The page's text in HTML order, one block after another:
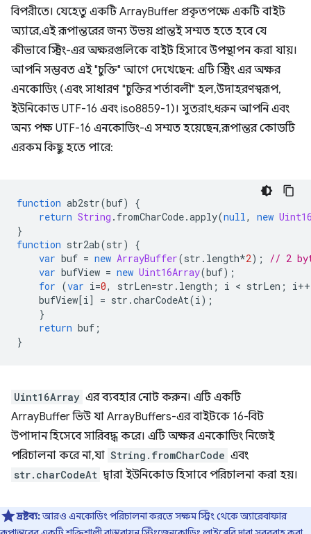
বিপরীতে। যেহেতু একটি ArrayBuffer প্রকৃতপক্ষে একটি বাইট
অ্যারে, এই রূপান্তরের জন্য উভয় প্রান্তই সম্মত হতে হবে যে
কীভাবে স্ট্রিং-এর অক্ষরগুলিকে বাইট হিসাবে উপস্থাপন করা যায়।
আপনি সম্ভবত এই "চুক্তি" আগে দেখেছেন: এটি স্ট্রিং এর অক্ষর
এনকোডিং (এবং সাধারণ "চুক্তির শর্তাবলী" হল, উদাহরণস্বরূপ,
ইউনিকোড UTF-16 এবং iso8859-1)। সুতরাং, ধরুন আপনি এবং
অন্য পক্ষ UTF-16 এনকোডিং-এ সম্মত হয়েছেন, রূপান্তর কোডটি
এরকম কিছু হতে পারে:
function ab2str(buf)
{
return String . fromCharCode.apply(null, new
}
function str2ab(str)
{
var buf = new ArrayBuffer(str . length*2);
// 2
var bufView = new Uint16Array(buf);
for (var i=0, strLen=str . length ; i < strLen ; i++
bufView[i] = str .charCodeAt(i);
}
return buf ;
}
Uint16Array এর ব্যবহার নোট করুন। এটি একটি
ArrayBuffer ভিউ যা ArrayBuffers-এর বাইটকে 16-বিট
উপাদান হিসেবে সারিবদ্ধ করে। এটি অক্ষর এনকোডিং নিজেই
পরিচালনা করে না, যা String.fromCharCode এবং
str.charCodeAt দ্বারা ইউনিকোড হিসাবে পরিচালনা করা হয়।
দ্রষ্টব্য:আরও এনকোডিং পরিচালনা করতে সক্ষম স্ট্রিং থেকে অ্যারেবাফার